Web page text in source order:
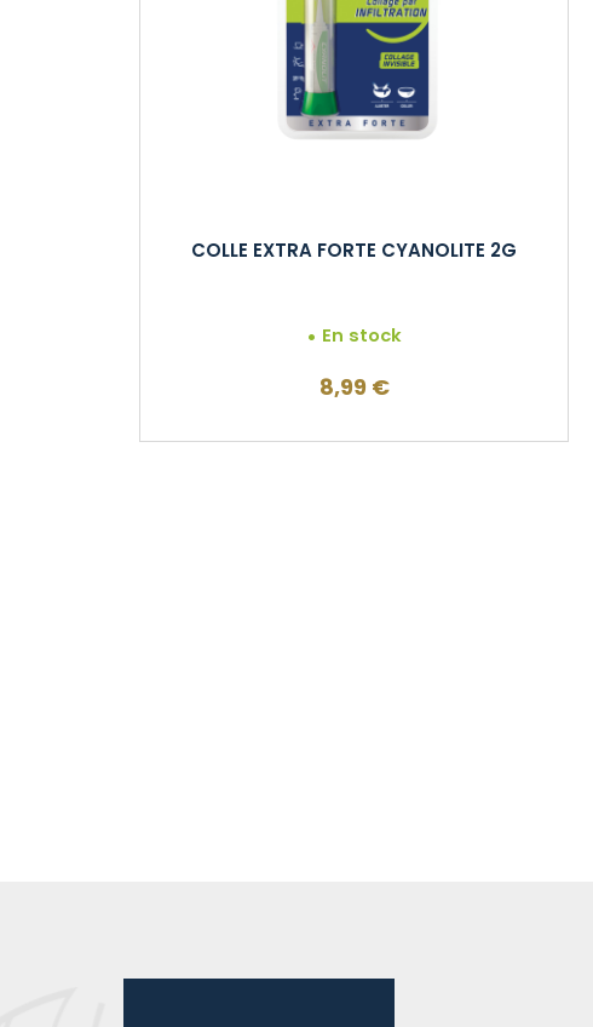
COLLE EXTRA FORTE CYANOLITE 2G
En stock
8,99 €